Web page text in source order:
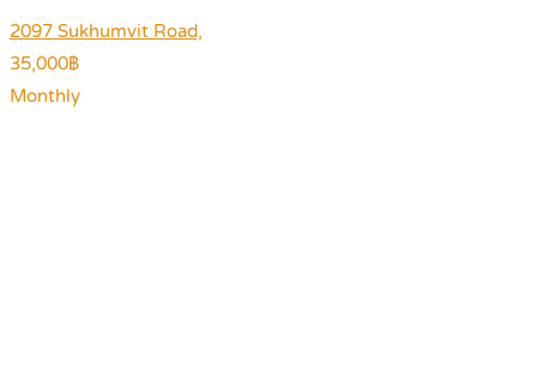
2097 Sukhumvit Road,
35,000฿
Monthly